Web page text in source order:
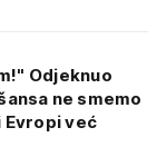
Odjeknuo
ne smemo
Evropi već